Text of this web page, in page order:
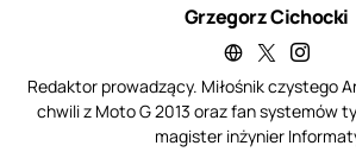
Grzegorz Cichocki
Redaktor prowadzący. Miłośnik czystego
chwili z Moto G 2013 oraz fan systemów
magister inżynier